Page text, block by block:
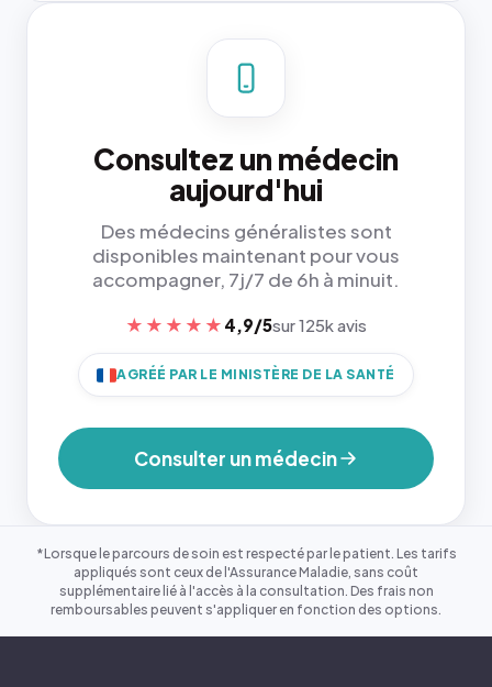
Consultez un médecin
aujourd'hui
Des médecins généralistes sont
disponibles maintenant pour vous
accompagner, 7j/7 de 6h à minuit.
★★★★★ 4,9/5sur 125k avis
AGRÉÉ PAR LE MINISTÈRE DE LA SANTÉ
Consulter un médecin
*Lorsque le parcours de soin est respecté par le patient. Les tarifs
appliqués sont ceux de l'Assurance Maladie, sans coût
supplémentaire lié à l'accès à la consultation. Des frais non
remboursables peuvent s'appliquer en fonction des options.